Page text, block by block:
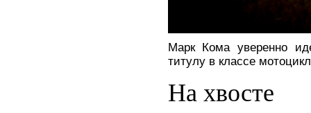
Марк Кома уверенно
титулу в классе
На хвосте